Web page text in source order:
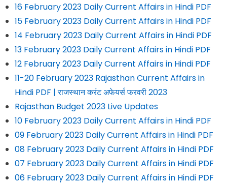
16 February 2023 Daily Current Affairs in Hindi PDF
15 February 2023 Daily Current Affairs in Hindi PDF
14 February 2023 Daily Current Affairs in Hindi PDF
13 February 2023 Daily Current Affairs in Hindi PDF
12 February 2023 Daily Current Affairs in Hindi PDF
11-20 February 2023 Rajasthan Current Affairs in
Hindi PDF | राजस्थान करंट अफेयर्स फरवरी 2023
Rajasthan Budget 2023 Live Updates
10 February 2023 Daily Current Affairs in Hindi PDF
09 February 2023 Daily Current Affairs in Hindi PDF
08 February 2023 Daily Current Affairs in Hindi PDF
07 February 2023 Daily Current Affairs in Hindi PDF
06 February 2023 Daily Current Affairs in Hindi PDF